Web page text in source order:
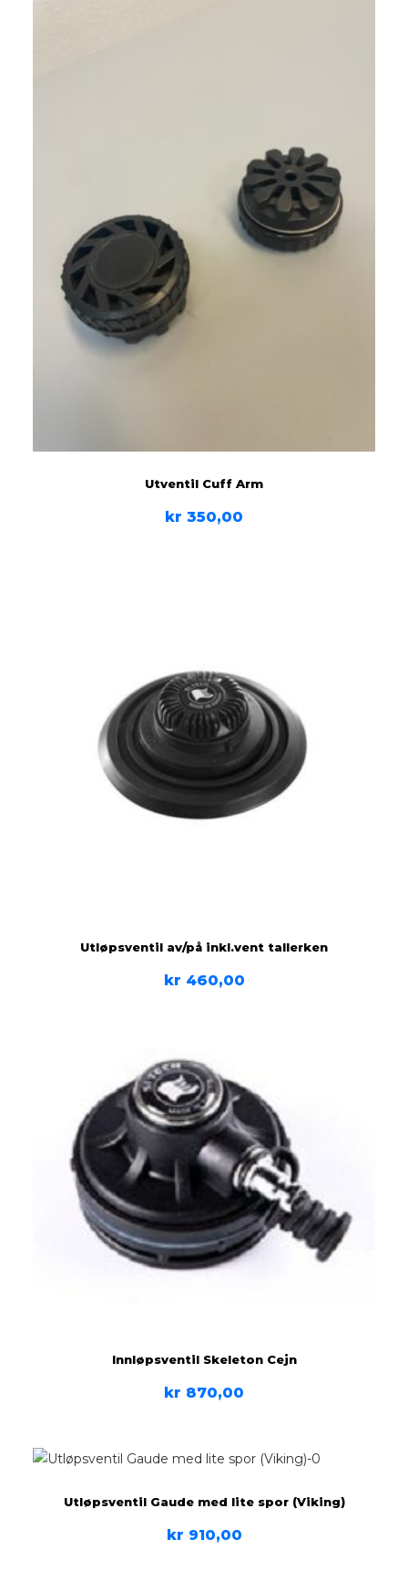
Utventil Cuff Arm
kr 350,00
Utløpsventil av/på inkl.vent tallerken
kr 460,00
Innløpsventil Skeleton Cejn
kr 870,00
Utløpsventil Gaude med lite spor (Viking)
kr 910,00